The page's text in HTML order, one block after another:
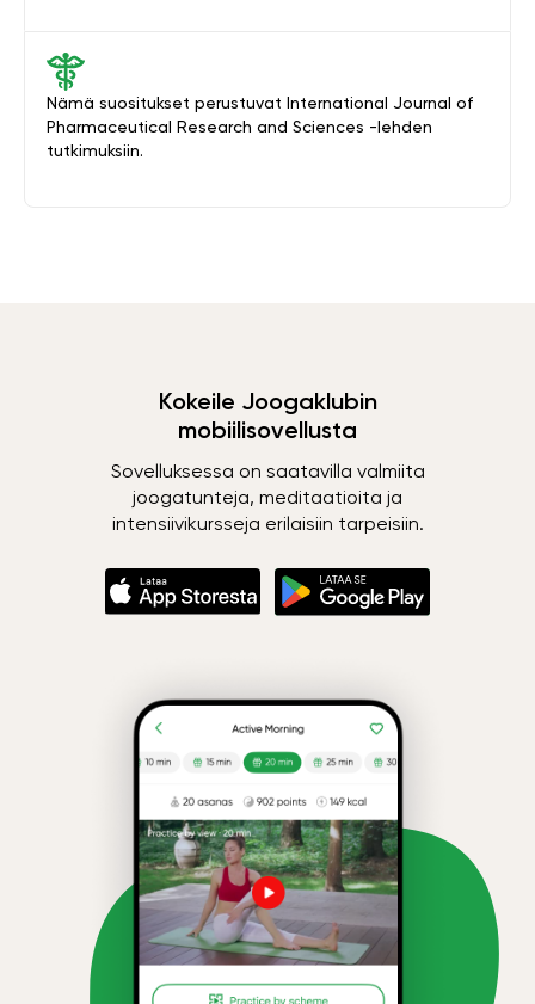
Nämä suositukset perustuvat International Journal of
Pharmaceutical Research and Sciences -lehden
tutkimuksiin.
Kokeile Joogaklubin
mobiilisovellusta
Sovelluksessa on saatavilla valmiita
joogatunteja, meditaatioita ja
intensiivikursseja erilaisiin tarpeisiin.